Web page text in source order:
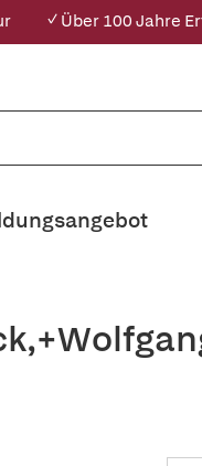
✓ Über 100 Jahre